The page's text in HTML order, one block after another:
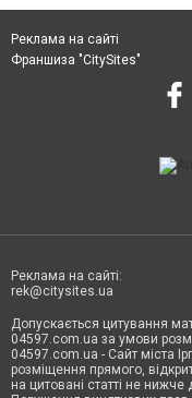
Реклама на сайті
Франшиза "CitySites"
Реклама на сайті:
rek@citysites.ua
Допускається цитування
04597.com.ua за умови
04597.com.ua - Сайт міста
розміщення прямого,
на цитовані статті не нижче